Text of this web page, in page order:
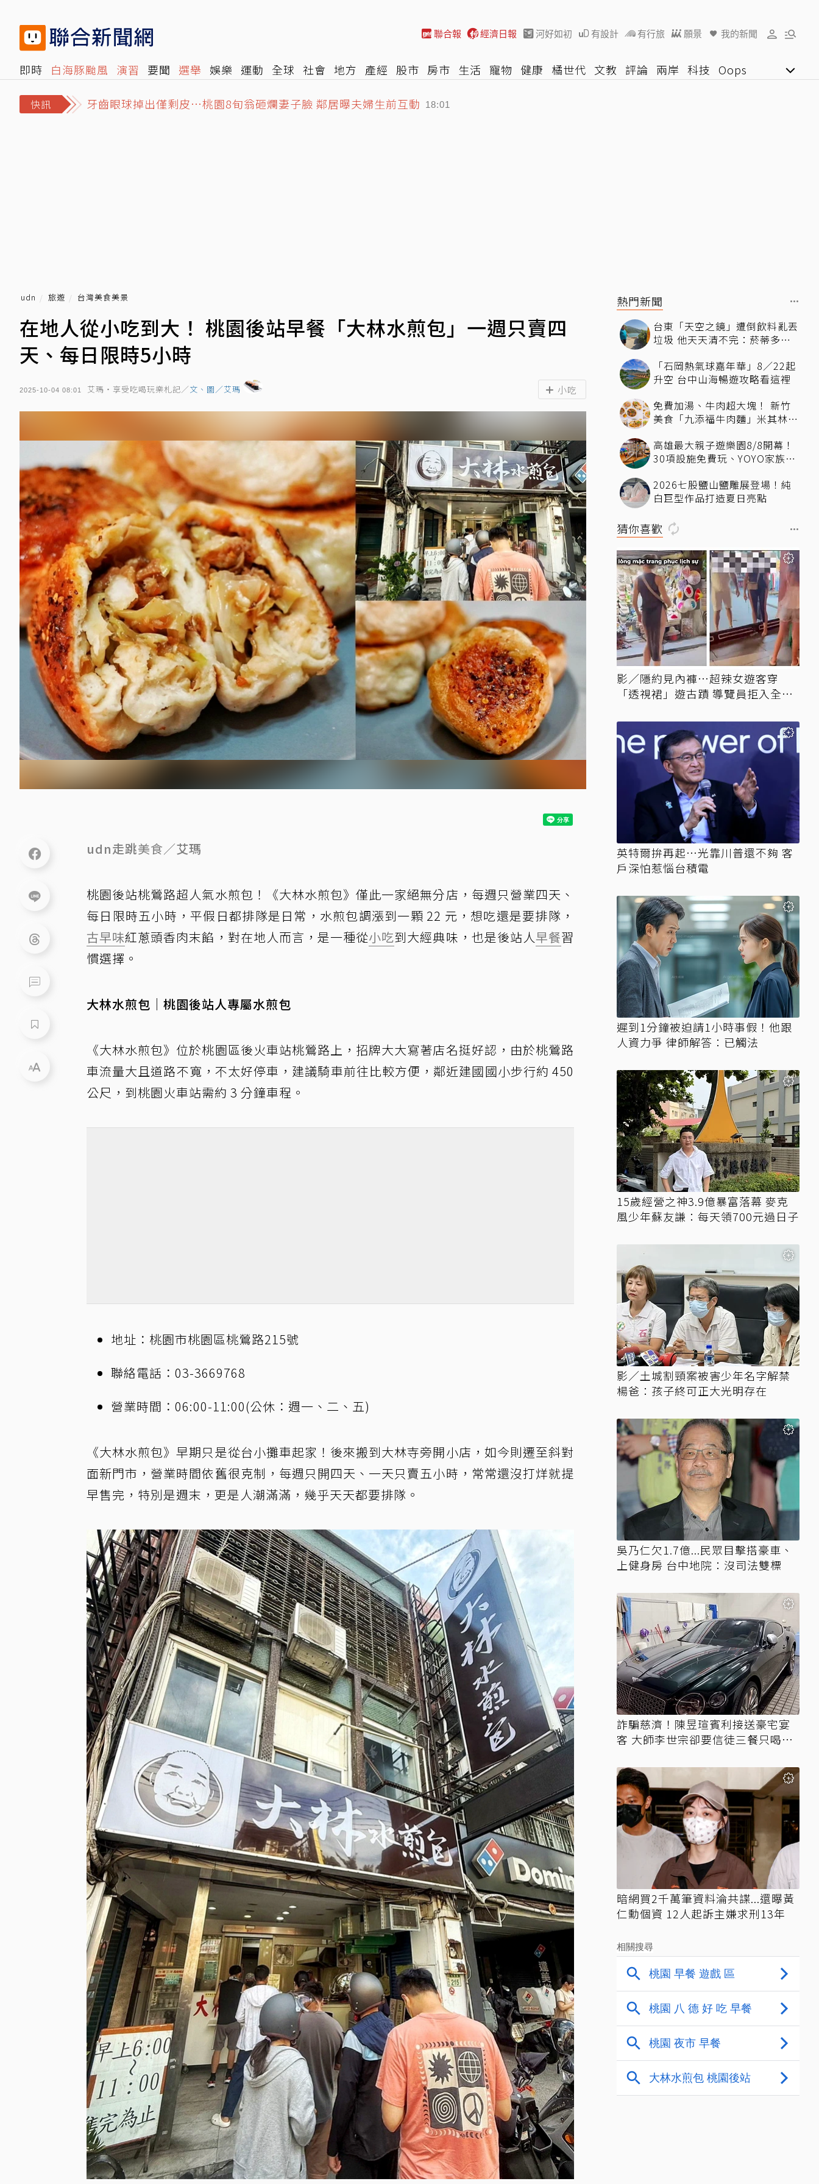
聯合報 經濟日報 河好如初 有設計 有行旅 願景 我的新聞
即時 白海豚颱風 演習 要聞 選舉 娛樂 運動 全球 社會 地方 產經 股市 房市 生活 寵物 健康 橘世代 文教 評論 兩岸 科技 Oops
快訊
牙齒眼球掉出僅剩皮…桃園8旬翁砸爛妻子臉 鄰居曝夫婦生前互動
獨／比政院版多311億！藍白兒少未來帳戶法案 立院今送總統府、行政院
udn 旅遊 台灣美食美景
在地人從小吃到大！ 桃園後站早餐「大林水煎包」一週只賣四
天、每日限時5小時
2025-10-04 08:01 艾瑪・享受吃喝玩樂札記／文、圖／艾瑪 小吃
udn走跳美食／艾瑪
桃園後站桃鶯路超人氣水煎包！《大林水煎包》僅此一家絕無分店，每週只營業四天、
每日限時五小時，平假日都排隊是日常，水煎包調漲到一顆 22 元，想吃還是要排隊，
古早味紅蔥頭香肉末餡，對在地人而言，是一種從小吃到大經典味，也是後站人早餐習
慣選擇。
大林水煎包｜桃園後站人專屬水煎包
《大林水煎包》位於桃園區後火車站桃鶯路上，招牌大大寫著店名挺好認，由於桃鶯路
車流量大且道路不寬，不太好停車，建議騎車前往比較方便，鄰近建國國小步行約 450
公尺，到桃園火車站需約 3 分鐘車程。
地址：桃園市桃園區桃鶯路215號
聯絡電話：03-3669768
營業時間：06:00-11:00(公休：週一、二、五)
《大林水煎包》早期只是從台小攤車起家！後來搬到大林寺旁開小店，如今則遷至斜對
面新門市，營業時間依舊很克制，每週只開四天、一天只賣五小時，常常還沒打烊就提
早售完，特別是週末，更是人潮滿滿，幾乎天天都要排隊。
熱門新聞
台東「天空之鏡」遭倒飲料亂丟
垃圾 他天天清不完：菸蒂多到
「石岡熱氣球嘉年華」8／22起
升空 台中山海暢遊攻略看這裡
免費加湯、牛肉超大塊！ 新竹
美食「九添福牛肉麵」米其林必
高雄最大親子遊樂園8/8開幕！
30項設施免費玩、YOYO家族嗨
2026七股鹽山鹽雕展登場！純
白巨型作品打造夏日亮點
猜你喜歡
影／隱約見內褲…超辣女遊客穿
「透視裙」遊古蹟 導覽員拒入全網
英特爾拚再起…光靠川普還不夠 客
戶深怕惹惱台積電
遲到1分鐘被迫請1小時事假！他跟
人資力爭 律師解答：已觸法
15歲經營之神3.9億暴富落幕 麥克
風少年蘇友謙：每天領700元過日子
影／土城割頸案被害少年名字解禁
楊爸：孩子終可正大光明存在
吳乃仁欠1.7億...民眾目擊搭豪車、
上健身房 台中地院：沒司法雙標
詐騙慈濟！陳昱瑄賓利接送豪宅宴
客 大師李世宗卻要信徒三餐只喝精
暗網買2千萬筆資料淪共諜...還曝黃
仁勳個資 12人起訴主嫌求刑13年